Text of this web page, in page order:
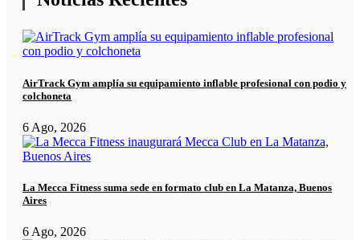
AirTrack Gym amplía su equipamiento inflable profesional con podio y
colchoneta
6 Ago, 2026
La Mecca Fitness suma sede en formato club en La Matanza, Buenos
Aires
6 Ago, 2026